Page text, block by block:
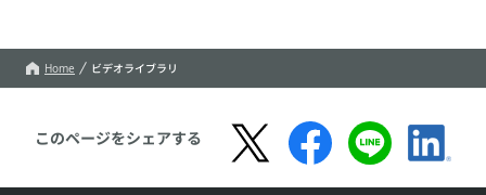
Home ビデオライブラリ
このページをシェアする